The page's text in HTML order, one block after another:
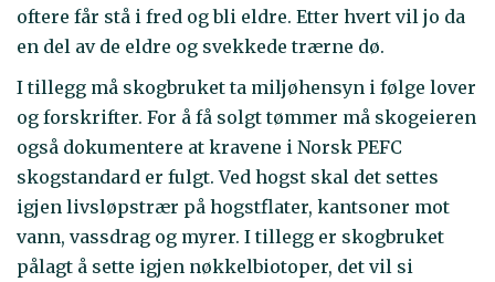
oftere får stå i fred og bli eldre. Etter hvert vil jo da
en del av de eldre og svekkede trærne dø.
I tillegg må skogbruket ta miljøhensyn i følge lover
og forskrifter. For å få solgt tømmer må skogeieren
også dokumentere at kravene i Norsk PEFC
skogstandard er fulgt. Ved hogst skal det settes
igjen livsløpstrær på hogstflater, kantsoner mot
vann, vassdrag og myrer. I tillegg er skogbruket
pålagt å sette igjen nøkkelbiotoper, det vil si